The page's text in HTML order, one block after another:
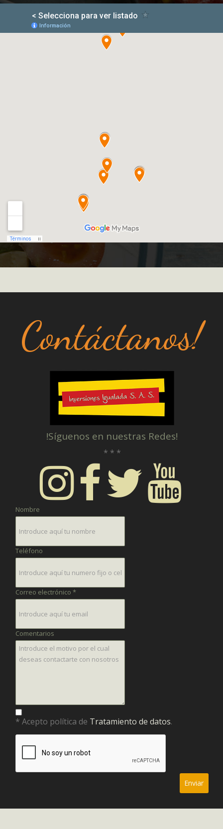
Contáctanos!
!Síguenos en nuestras Redes!
* * *
Nombre
Teléfono
Correo electrónico *
Comentarios
* Acepto política de Tratamiento de datos.